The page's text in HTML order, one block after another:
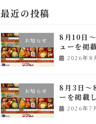
最近の投稿
お知らせ
8月10日
ューを掲
2026年8
お知らせ
8月3日～
ーを掲載
2026年7